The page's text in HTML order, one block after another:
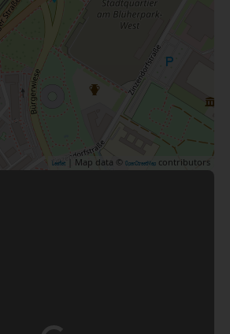
Leaflet | Map data © OpenStreetMap contributors